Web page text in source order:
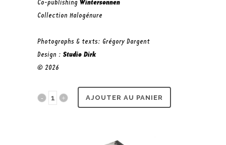
Co-publishing Wintersonnen
Collection Halogénure
Photographs & texts: Grégory Dargent
Design : Studio Dirk
© 2026
Soleil AJOUTER AU PANIER